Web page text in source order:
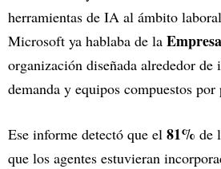
herramientas de IA al ámbito
Microsoft ya hablaba de la
organización diseñada alrededor
demanda y equipos compuestos por
Ese informe detectó que el 81% de
que los agentes estuvieran